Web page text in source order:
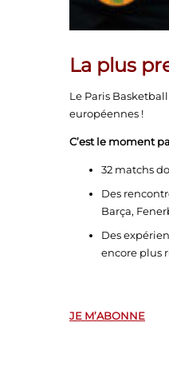
La plus
Le Paris
européennes !
C’est le moment
32 matchs
Des
Barça,
Des
encore plus
JE M’ABONNE